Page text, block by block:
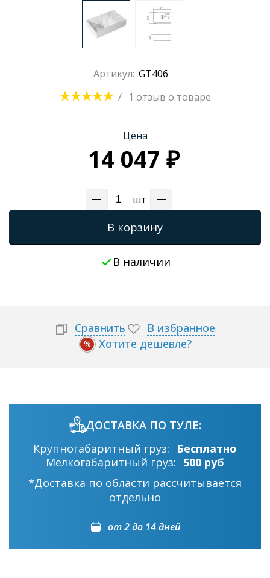
Артикул: GT406
/
1 отзыв о товаре
Цена
14 047 ₽
шт
В корзину
В наличии
Сравнить В избранное
% Хотите дешевле?
ДОСТАВКА ПО ТУЛЕ:
Крупногабаритный груз:
Бесплатно
Мелкогабаритный груз: 500 руб
*Доставка по области рассчитывается
отдельно
от 2 до 14 дней